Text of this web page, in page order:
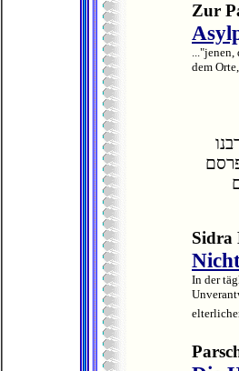
Zur
dem
Sidra
In der